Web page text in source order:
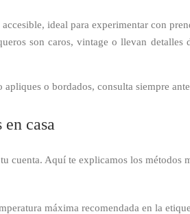
ideal para experimentar con
son caros, vintage o llevan
o bordados, consulta siempre
casa
cuenta. Aquí te explicamos los métodos
máxima recomendada en la